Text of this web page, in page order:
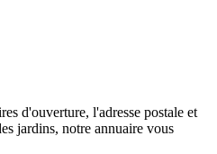
d'ouverture, l'adresse postale et
jardins, notre annuaire vous